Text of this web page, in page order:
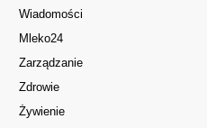
Wiadomości
Mleko24
Zarządzanie
Zdrowie
Żywienie